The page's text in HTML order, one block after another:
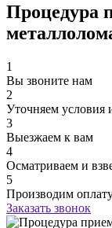
Процедура
1
Вы звоните нам
2
Уточняем условия
3
Выезжаем к вам
4
Осматриваем и
5
Производим
Заказать звонок